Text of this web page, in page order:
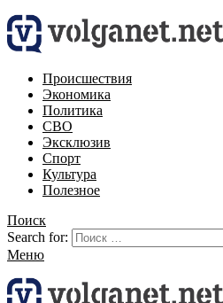
Происшествия
Экономика
Политика
СВО
Эксклюзив
Спорт
Культура
Полезное
Поиск
Search for:
Меню